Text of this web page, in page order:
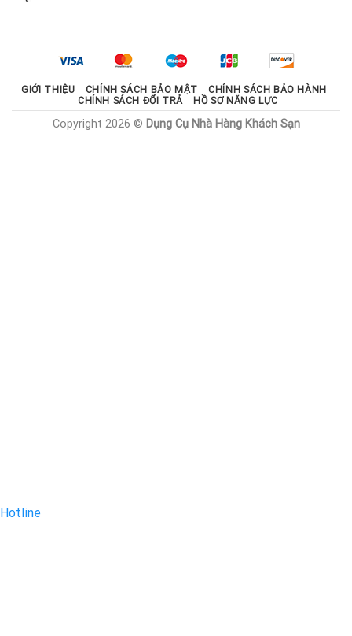
1.785.000 ₫.
GIỚI THIỆU CHÍNH SÁCH BẢO MẬT
CHÍNH SÁCH BẢO HÀNH
CHÍNH SÁCH ĐỔI TRẢ
HỒ SƠ NĂNG LỰC
Copyright 2026 © Dụng Cụ Nhà Hàng Khách Sạn
Hotline